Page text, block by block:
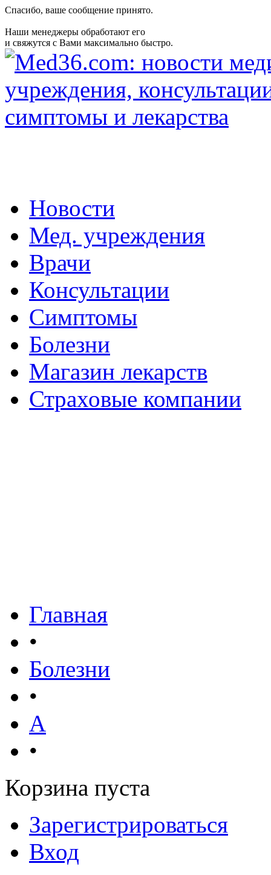
Спасибо, ваше сообщение принято.
Наши менеджеры обработают его
и свяжутся с Вами максимально быстро.
Новости
Мед. учреждения
Врачи
Консультации
Симптомы
Болезни
Магазин лекарств
Страховые компании
Главная
•
Болезни
•
А
•
Корзина пуста
Зарегистрироваться
Вход